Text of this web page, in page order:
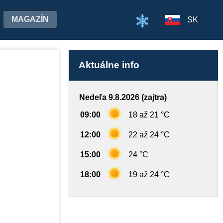
MAGAZÍN SK
Aktuálne info
Nedeľa 9.8.2026 (zajtra)
09:00 18 až 21 °C
12:00 22 až 24 °C
15:00 24 °C
18:00 19 až 24 °C